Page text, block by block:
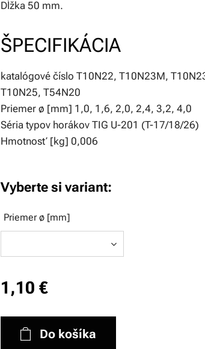
Dĺžka 50 mm.
ŠPECIFIKÁCIA
katalógové číslo T10N22, T10N23M,
T10N25, T54N20
Priemer ø [mm] 1,0, 1,6, 2,0, 2,4, 3,2, 4,0
Séria typov horákov TIG U-201 (T-17/18/26)
Hmotnosť [kg] 0,006
Vyberte si variant:
Priemer ø [mm]
1,10 €
Do košíka